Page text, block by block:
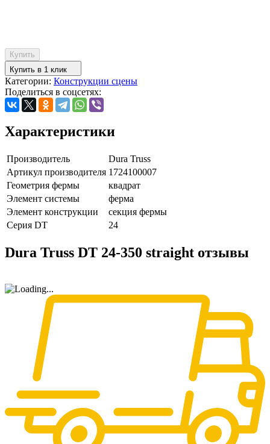
Купить
Купить в 1 клик
Категории: Конструкции сцены
Поделиться в соцсетях:
Характеристики
Производитель
Dura Truss
Артикул производителя 1724100007
Геометрия фермы
квадрат
Элемент системы
ферма
Элемент конструкции
секция фермы
Серия DT
24
Dura Truss DT 24-350 straight отзывы